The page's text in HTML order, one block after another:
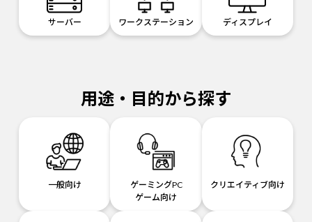
サーバー ワークステーション ディスプレイ
用途・目的から探す
一般向け
ゲーミングPC
ゲーム向け
クリエイティブ向け